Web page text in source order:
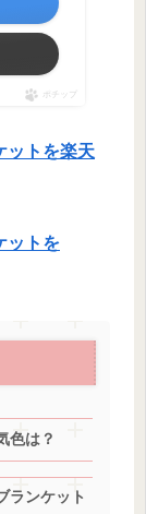
ポチップ
ットを楽天
ットを
色は？
ランケット